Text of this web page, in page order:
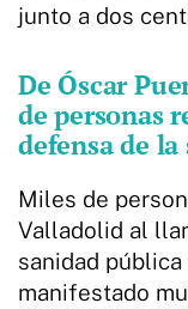
junto a dos
De Óscar
de personas
defensa de
Miles de
Valladolid al
sanidad
manifestado